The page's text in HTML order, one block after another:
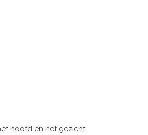
hoofd en het gezicht